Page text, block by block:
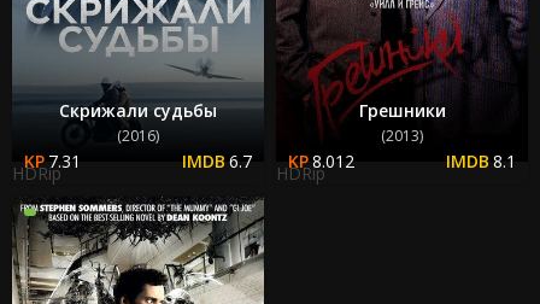
Скрижали судьбы
(2016)
7.31 6.7
HDRip
Грешники
(2013)
8.012 8.1
HDRip